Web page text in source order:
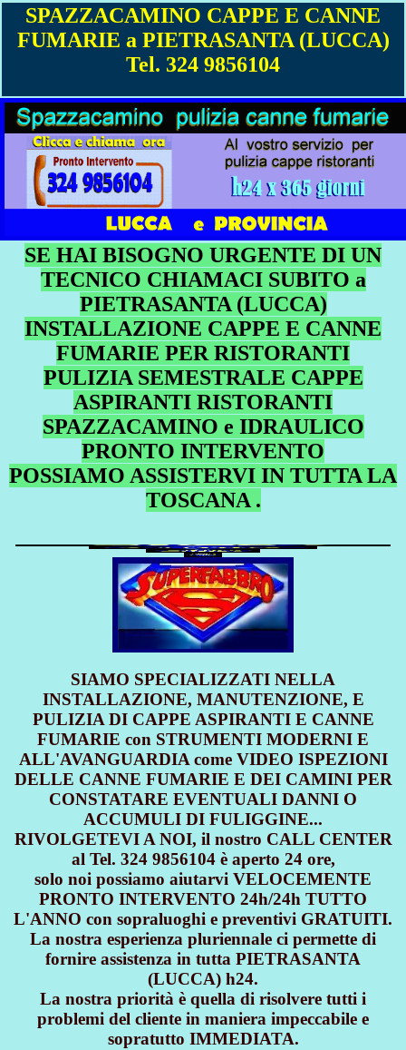
SPAZZACAMINO CAPPE E CANNE
FUMARIE a PIETRASANTA (LUCCA)
Tel. 324 9856104
SE HAI BISOGNO URGENTE DI UN
TECNICO CHIAMACI SUBITO a
PIETRASANTA (LUCCA)
INSTALLAZIONE CAPPE E CANNE
FUMARIE PER RISTORANTI
PULIZIA SEMESTRALE CAPPE
ASPIRANTI RISTORANTI
SPAZZACAMINO e IDRAULICO
PRONTO INTERVENTO
POSSIAMO ASSISTERVI IN TUTTA LA
TOSCANA .
SIAMO SPECIALIZZATI NELLA
INSTALLAZIONE, MANUTENZIONE, E
PULIZIA DI CAPPE ASPIRANTI E CANNE
FUMARIE con STRUMENTI MODERNI E
ALL'AVANGUARDIA come VIDEO ISPEZIONI
DELLE CANNE FUMARIE E DEI CAMINI PER
CONSTATARE EVENTUALI DANNI O
ACCUMULI DI FULIGGINE...
RIVOLGETEVI A NOI, il nostro CALL CENTER
al Tel. 324 9856104 è aperto 24 ore,
solo noi possiamo aiutarvi VELOCEMENTE
PRONTO INTERVENTO 24h/24h TUTTO
L'ANNO con sopraluoghi e preventivi GRATUITI.
La nostra esperienza pluriennale ci permette di
fornire assistenza in tutta PIETRASANTA
(LUCCA) h24.
La nostra priorità è quella di risolvere tutti i
problemi del cliente in maniera impeccabile e
sopratutto IMMEDIATA.